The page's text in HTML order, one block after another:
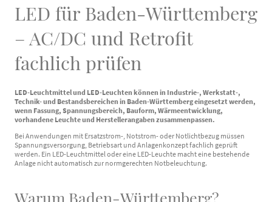
LED für Baden-Württemberg
– AC/DC und Retrofit
fachlich prüfen
LED-Leuchtmittel und LED-Leuchten können in Industrie-, Werkstatt-,
Technik- und Bestandsbereichen in Baden-Württemberg eingesetzt werden,
wenn Fassung, Spannungsbereich, Bauform, Wärmeentwicklung,
vorhandene Leuchte und Herstellerangaben zusammenpassen.
Bei Anwendungen mit Ersatzstrom-, Notstrom- oder Notlichtbezug müssen
Spannungsversorgung, Betriebsart und Anlagenkonzept fachlich geprüft
werden. Ein LED-Leuchtmittel oder eine LED-Leuchte macht eine bestehende
Anlage nicht automatisch zur normgerechten Notbeleuchtung.
Warum Baden-Württemberg?